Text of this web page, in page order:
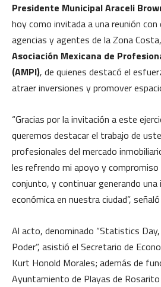
Presidente Municipal Araceli
hoy como invitada a una reunión con
agencias y agentes de la Zona
Asociación Mexicana de
(AMPI), de quienes destacó el
atraer inversiones y promover
“Gracias por la invitación a este
queremos destacar el trabajo de
profesionales del mercado
les refrendo mi apoyo y compromiso
conjunto, y continuar generando
económica en nuestra ciudad”,
Al acto, denominado “Statistics
Poder”, asistió el Secretario de
Kurt Honold Morales; además de
Ayuntamiento de Playas de